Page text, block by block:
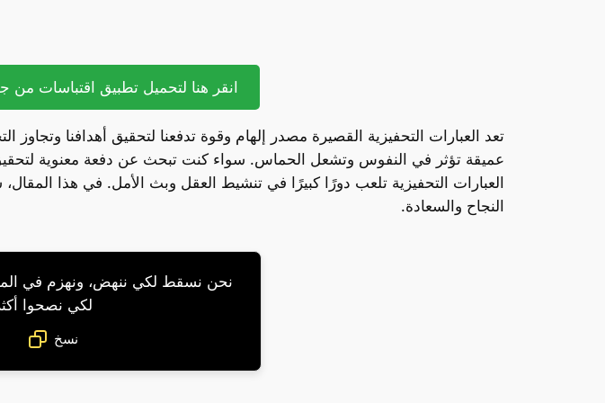
انقر هنا لتحميل تطبيق اقتباسات من جوجل
تعد العبارات التحفيزية القصيرة مصدر إلهام وقوة تدفعنا لتحقيق أهدافنا
عميقة تؤثر في النفوس وتشعل الحماس. سواء كنت تبحث عن دفعة معنوية
العبارات التحفيزية تلعب دورًا كبيرًا في تنشيط العقل وبث الأمل. في هذا
النجاح والسعادة.
نحن نسقط لكي ننهض، ونهزم في
لكي نصحوا
نسخ